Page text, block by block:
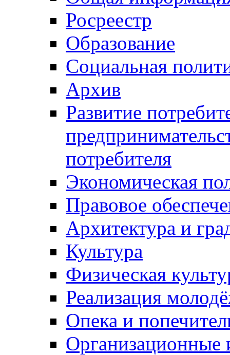
Росреестр
Образование
Социальная
Архив
Развитие
потребителя
Экономическая
Правовое
Архитектура и
Культура
Физическая
Реализация
Опека и